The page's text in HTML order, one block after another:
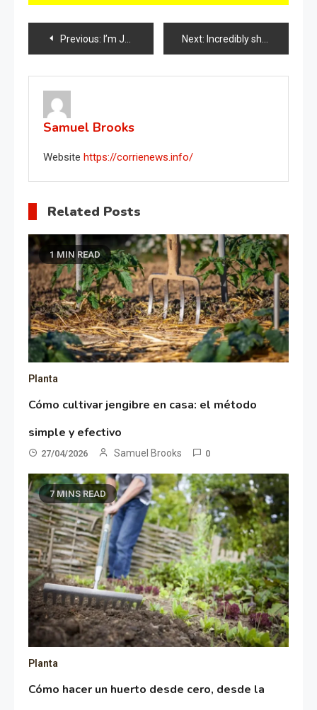
Post
navigation
Previous: I’m Just in Shock Myself! Grandma’s Method Helped! Even All The Feeble Flowers Bloomed Luxuriantly! Next: Incredibly shiny floor, use this ingredient: it’s amazing
Samuel Brooks
Website https://corrienews.info/
Related Posts
1 MIN READ
Planta
Cómo cultivar jengibre en casa: el método
simple y efectivo
27/04/2026 Samuel Brooks 0
7 MINS READ
Planta
Cómo hacer un huerto desde cero, desde la